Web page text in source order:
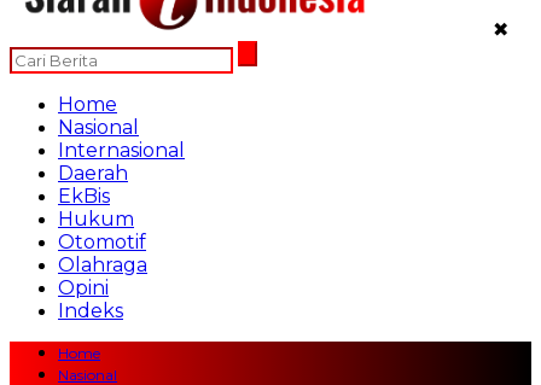
✖
Home
Nasional
Internasional
Daerah
EkBis
Hukum
Otomotif
Olahraga
Opini
Indeks
Home
Nasional